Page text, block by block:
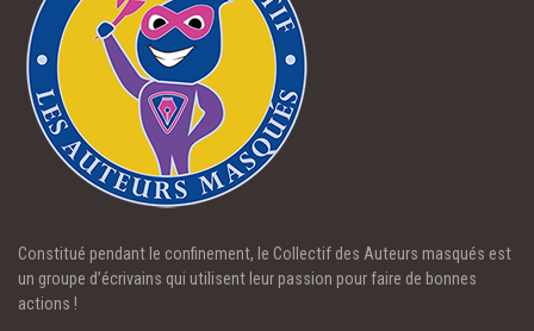
Constitué pendant le confinement, le Collectif des Auteurs masqués est
un groupe d’écrivains qui utilisent leur passion pour faire de bonnes
actions !